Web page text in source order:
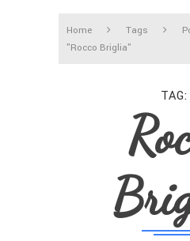
Home Tags
"Rocco Briglia"
TAG